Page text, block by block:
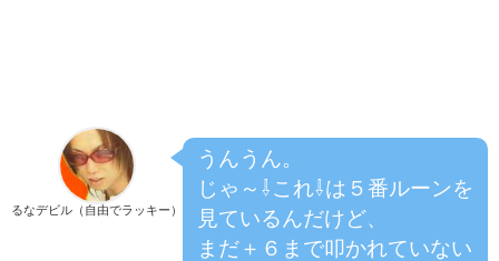
るなデビル（自由でラッキー）
うんうん。
じゃ～⇩これ⇩は５番ルーンを
見ているんだけど、
まだ＋６まで叩かれていない